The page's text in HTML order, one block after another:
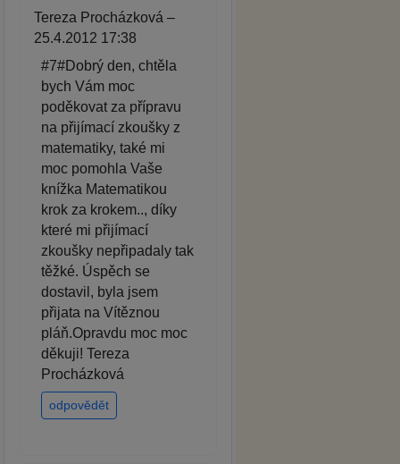
Tereza Procházková –
25.4.2012 17:38
#7#Dobrý den, chtěla
bych Vám moc
poděkovat za přípravu
na přijímací zkoušky z
matematiky, také mi
moc pomohla Vaše
knížka Matematikou
krok za krokem.., díky
které mi přijímací
zkoušky nepřipadaly tak
těžké. Úspěch se
dostavil, byla jsem
přijata na Vítěznou
pláň.Opravdu moc moc
děkuji! Tereza
Procházková
odpovědět